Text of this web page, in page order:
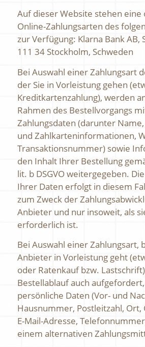
Auf dieser Website stehen
Online-Zahlungsarten des
zur Verfügung: Klarna Bank AB,
111 34 Stockholm, Schweden
Bei Auswahl einer Zahlungsart
der Sie in Vorleistung gehen
Kreditkartenzahlung), werden
Rahmen des Bestellvorgangs
Zahlungsdaten (darunter
und Zahlkarteninformationen,
Transaktionsnummer) sowie
den Inhalt Ihrer Bestellung
lit. b DSGVO weitergegeben.
Ihrer Daten erfolgt in diesem
zum Zweck der
Anbieter und nur insoweit, als
erforderlich ist.
Bei Auswahl einer Zahlungsart,
Anbieter in Vorleistung geht
oder Ratenkauf bzw.
Bestellablauf auch
persönliche Daten (Vor- und
Hausnummer, Postleitzahl, Ort,
E-Mail-Adresse,
einem alternativen